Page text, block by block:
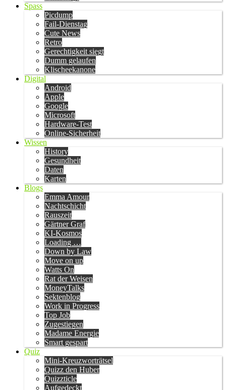
Spass
Picdump
Fail-Dienstag
Cute News
Retro
Gerechtigkeit siegt
Dumm gelaufen
Klischeekanone
Digital
Android
Apple
Google
Microsoft
Hardware-Test
Online-Sicherheit
Wissen
History
Gesundheit
Daten
Karten
Blogs
Emma Amour
Nachtschicht
Rauszeit
Gärtner Graf
KI-Kosmos
Loading …
Down by Law
Move on up
Watts On
Rat der Weisen
MoneyTalks
Sektenblog
Work in Progress
Top Job
Zugestiegen
Madame Energie
Smart gespart
Quiz
Mini-Kreuzworträtsel
Quizz den Huber
Quizzticle
Aufgedeckt